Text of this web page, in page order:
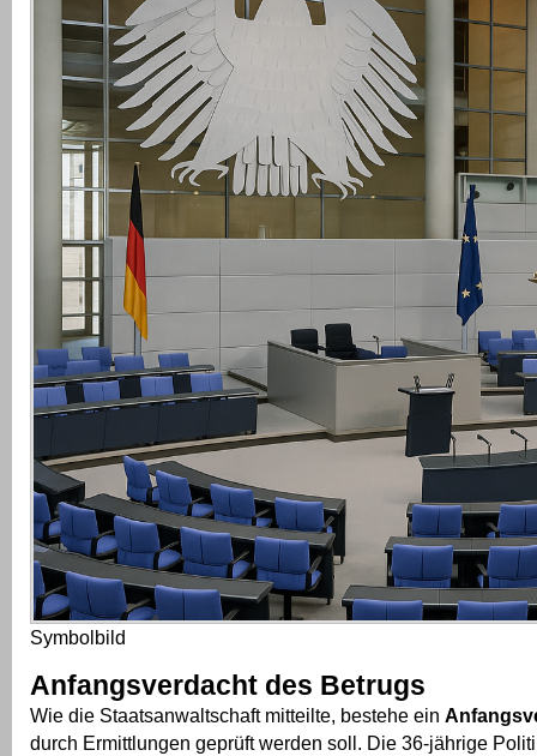
Symbolbild
Anfangsverdacht des Betrugs
Wie die Staatsanwaltschaft mitteilte, bestehe ein
durch Ermittlungen geprüft werden soll. Die 36-jährige